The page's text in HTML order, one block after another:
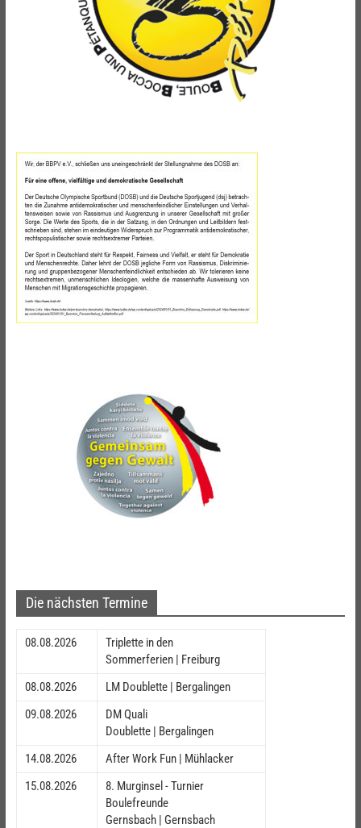
Die nächsten Termine
08.08.2026
Triplette in den
Sommerferien | Freiburg
08.08.2026
LM Doublette | Bergalingen
09.08.2026
DM Quali
Doublette | Bergalingen
14.08.2026
After Work Fun | Mühlacker
15.08.2026
8. Murginsel - Turnier
Boulefreunde
Gernsbach | Gernsbach